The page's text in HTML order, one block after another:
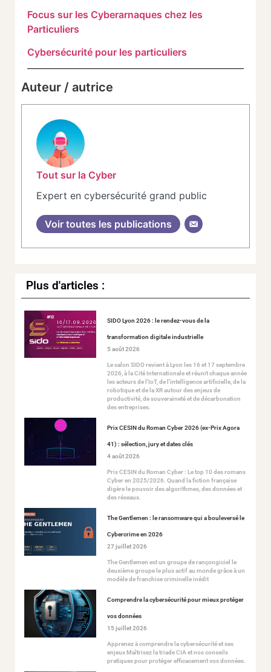
Focus sur les Cyberarnaques chez les
Particuliers
Cybersécurité pour les particuliers
Auteur / autrice
Tout sur la Cyber
Expert en cybersécurité grand public
Voir toutes les publications
Plus d'articles :
SIDO Lyon 2026 : le rendez-vous de la
transformation digitale industrielle
5 août 2026
Le salon SIDO revient à Lyon les 16 et 17 septembre
2026, à la Cité Internationale et réunit chaque année
les acteurs de l’IoT, de l’intelligence artificielle, de la
robotique et de la XR autour des enjeux de
productivité, de souveraineté et de décarbonation
des entreprises.
Prix CESIN du Roman Cyber 2026 (ex-Prix Agora
41) : sélection, jury et dates clés
4 août 2026
Prix CESIN du Roman Cyber : Le top 10 des romans
Cyber en 2025/2026. Quand la fiction française
digère le pouvoir des algorithmes, des données et
des réseaux.
The Gentlemen : le ransomware qui a bouleversé le
Cybercrime en 2026
27 juillet 2026
The Gentlemen est un groupe de rançongiciel le
deuxième groupe le plus actif au monde grâce à un
modèle de franchise criminelle inédit
Comprendre la cybersécurité pour mieux protéger
vos données
15 juillet 2026
Apprenez à comprendre la cybersécurité et ses
enjeux Maîtrisez la triade CIA et nos conseils
pratiques pour protéger efficacement vos données.